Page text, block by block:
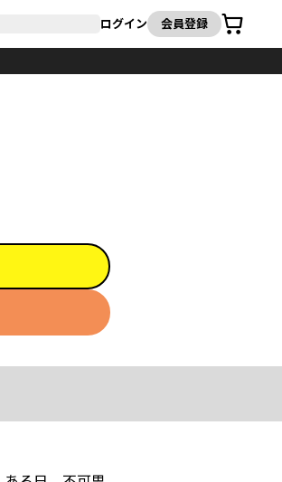
ログイン 会員登録
カート